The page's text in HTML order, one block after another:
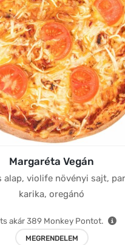
Margaréta Vegán
alap, violife növényi sajt,
karika, oregánó
akár389 Monkey Pontot.
MEGRENDELEM